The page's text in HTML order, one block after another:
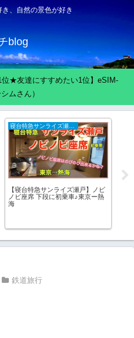
、自然の景色が好き
blog
位★友達にすすめたい1位】eSIM-
ムさん）
鉄道旅行
高崎から新幹線を使わずに軽井沢
へ行く♪JR信越本線＆JRバス関
鉄道旅行